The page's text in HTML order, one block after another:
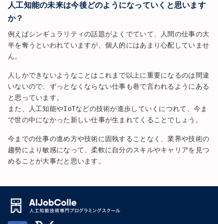
人工知能の未来は今後どのようになっていくと思います
か？
例えばシンギュラリティの話題がよくでていて、人間の仕事の大
半を奪うといわれていますが、個人的にはあまり心配していませ
ん。
人しかできないようなことはこれまで以上に重要になるのは間違
いないので、ずっとなくならない仕事も巷で言われるようにある
と思っています。
また、人工知能やIoTなどの技術が進歩していくにつれて、今ま
で世の中になかった新しい仕事が生まれてくることでしょう。
今までの仕事の進め方や技術に固執することなく、業界や技術の
趨勢により敏感になって、柔軟に自分のスキルやキャリアを見つ
めることが大事だと思います。